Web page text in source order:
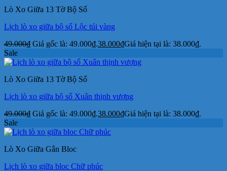
Lò Xo Giữa 13 Tờ Bộ Số
Lịch lò xo giữa bộ số Lộc túi vàng
49.000₫ Giá gốc là: 49.000₫.38.000₫Giá hiện tại là: 38.000₫.
Sale
Lò Xo Giữa 13 Tờ Bộ Số
Lịch lò xo giữa bộ số Xuân thịnh vượng
49.000₫ Giá gốc là: 49.000₫.38.000₫Giá hiện tại là: 38.000₫.
Sale
Lò Xo Giữa Gắn Bloc
Lịch lò xo giữa bloc Chữ phúc